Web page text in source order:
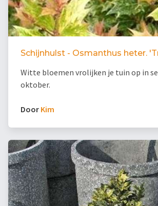
Schijnhulst - Osmanthus heter.
Witte bloemen vrolijken je tuin op in
oktober.
Door Kim